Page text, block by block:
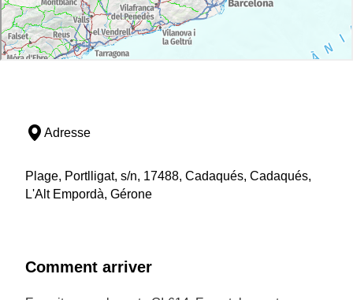
Adresse
Plage, Portlligat, s/n, 17488, Cadaqués, Cadaqués,
L'Alt Empordà, Gérone
Comment arriver